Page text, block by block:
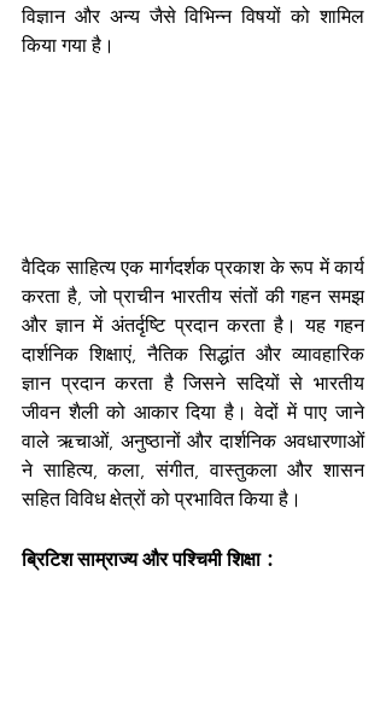
विज्ञान और अन्य जैसे विभिन्न विषयों को शामिल
किया गया है।
वैदिक साहित्य एक मार्गदर्शक प्रकाश के रूप में कार्य
करता है, जो प्राचीन भारतीय संतों की गहन समझ
और ज्ञान में अंतर्दृष्टि प्रदान करता है। यह गहन
दार्शनिक शिक्षाएं, नैतिक सिद्धांत और व्यावहारिक
ज्ञान प्रदान करता है जिसने सदियों से भारतीय
जीवन शैली को आकार दिया है। वेदों में पाए जाने
वाले ऋचाओं, अनुष्ठानों और दार्शनिक अवधारणाओं
ने साहित्य, कला, संगीत, वास्तुकला और शासन
सहित विविध क्षेत्रों को प्रभावित किया है।
ब्रिटिश साम्राज्य और पश्चिमी शिक्षा :